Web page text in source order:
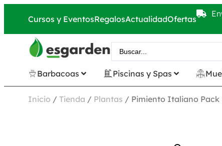
Cursos y EventosRegalosActualidadOfertas
Barbacoas Piscinas y Spas
Inicio / Tienda / Plantas / Pimiento Italiano Pack